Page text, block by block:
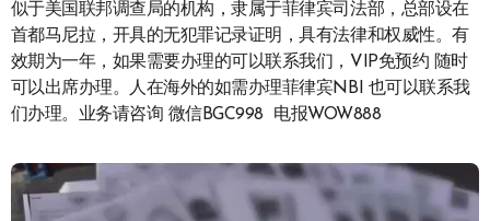
似于美国联邦调查局的机构，隶属于菲律宾司法部，总部设在
首都马尼拉，开具的无犯罪记录证明，具有法律和权威性。有
效期为一年，如果需要办理的可以联系我们，VIP免预约 随时
可以出席办理。人在海外的如需办理菲律宾NBI 也可以联系我
们办理。业务请咨询 微信BGC998 电报WOW888